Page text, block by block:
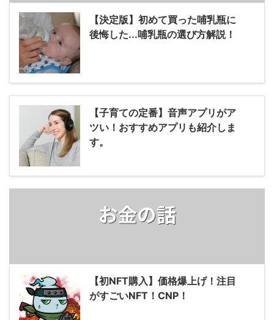
【決定版】初めて買った哺乳瓶に
後悔した...哺乳瓶の選び方解説！
【子育ての定番】音声アプリがア
ツい！おすすめアプリも紹介しま
す。
お金の話
【初NFT購入】価格爆上げ！注目
がすごいNFT！CNP！